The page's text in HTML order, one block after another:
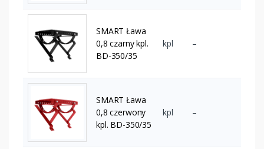
SMART Ława
0,8 czarny kpl.
BD-350/35
kpl –
SMART Ława
0,8 czerwony
kpl. BD-350/35
kpl –